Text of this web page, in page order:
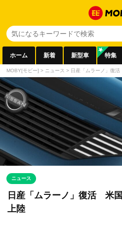
ホーム 新着 新型車 特集
MOBY[モビー] > ニュース > 日産「ムラーノ」復
ニュース
日産「ムラーノ」復活 米
上陸